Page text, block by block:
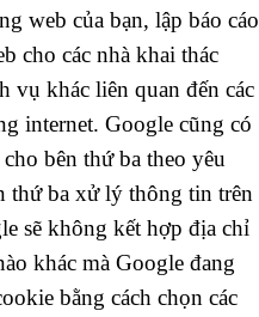
web của bạn, lập báo cáo
cho các nhà khai thác
vụ khác liên quan đến các
internet. Google cũng có
bên thứ ba theo yêu
thứ ba xử lý thông tin trên
sẽ không kết hợp địa chỉ
khác mà Google đang
bằng cách chọn các